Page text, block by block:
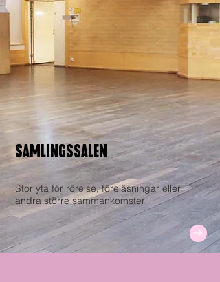
SAMLINGSSALEN
Stor yta för rörelse, föreläsningar eller
andra större sammankomster